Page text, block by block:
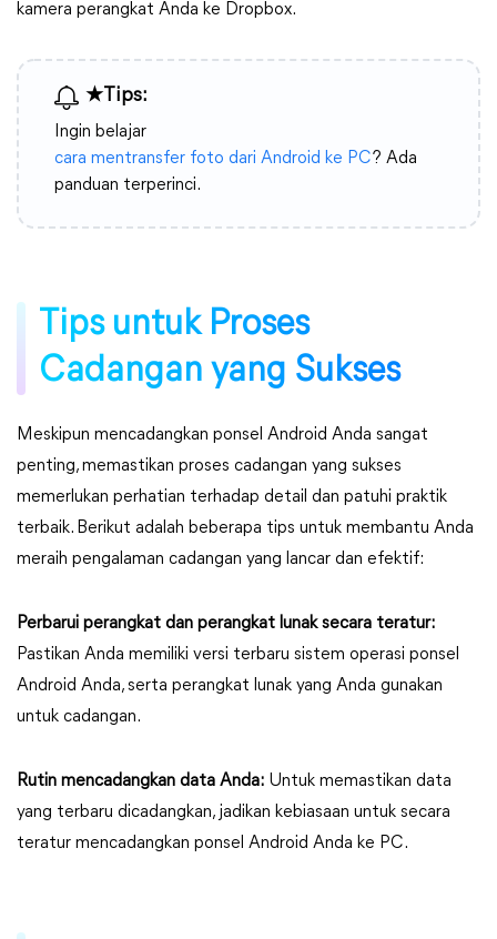
kamera perangkat Anda ke Dropbox.
★Tips:
Ingin belajar
cara mentransfer foto dari Android ke PC? Ada
panduan terperinci.
Tips untuk Proses
Cadangan yang Sukses
Meskipun mencadangkan ponsel Android Anda sangat
penting, memastikan proses cadangan yang sukses
memerlukan perhatian terhadap detail dan patuhi praktik
terbaik. Berikut adalah beberapa tips untuk membantu Anda
meraih pengalaman cadangan yang lancar dan efektif:
Perbarui perangkat dan perangkat lunak secara teratur:
Pastikan Anda memiliki versi terbaru sistem operasi ponsel
Android Anda, serta perangkat lunak yang Anda gunakan
untuk cadangan.
Rutin mencadangkan data Anda: Untuk memastikan data
yang terbaru dicadangkan, jadikan kebiasaan untuk secara
teratur mencadangkan ponsel Android Anda ke PC.